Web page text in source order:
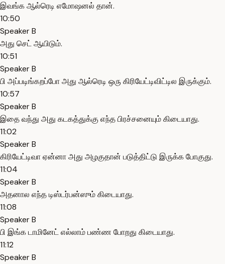
இவங்க ஆல்ரெடி எமோஷனல் தான்.
10:50
Speaker B
அது செட் ஆயிடும்.
10:51
Speaker B
பி அப்படிங்கறப்போ அது ஆல்ரெடி ஒரு கிரியேட்டிவிட்டில இருக்கும்.
10:57
Speaker B
இதை வந்து அது கடகத்துக்கு எந்த பிரச்சனையும் கிடையாது.
11:02
Speaker B
கிரியேட்டிவா ஏன்னா அது அழகுதான் படுத்திட்டு இருக்க போகுது.
11:04
Speaker B
அதனால எந்த டிஸ்டர்பன்ஸும் கிடையாது.
11:08
Speaker B
பி இங்க டாமினேட் எல்லாம் பண்ண போறது கிடையாது.
11:12
Speaker B